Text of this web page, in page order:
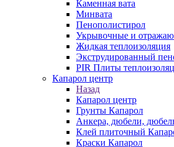
Каменная вата
Минвата
Пенополистирол
Укрывочные и
Жидкая теплоизоляция
Экструдированный
PIR Плиты
Капарол центр
Назад
Капарол центр
Грунты Капарол
Анкера, дюбели,
Клей плиточный
Краски Капарол